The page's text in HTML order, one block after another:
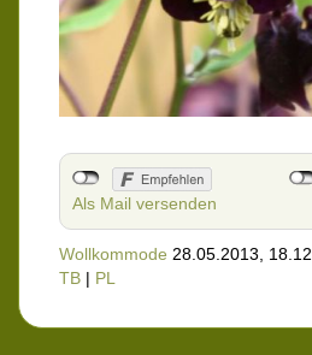
Als Mail versenden
Wollkommode 28.05.2013, 18.12
TB | PL